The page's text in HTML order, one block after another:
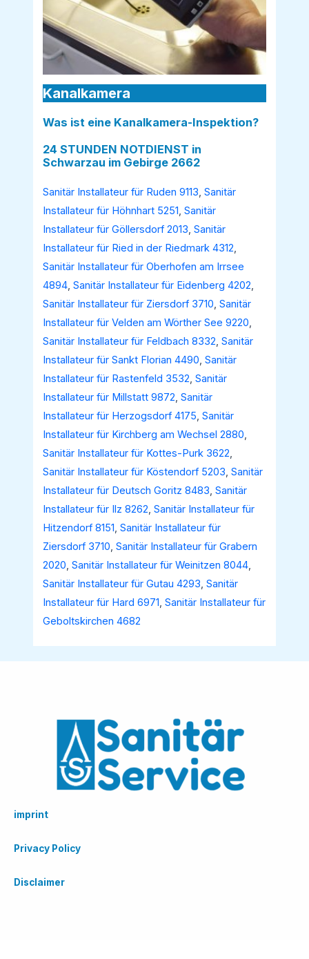
Kanalkamera
Was ist eine Kanalkamera-Inspektion?
24 STUNDEN NOTDIENST in
Schwarzau im Gebirge 2662
Sanitär Installateur für Ruden 9113,Sanitär
Installateur für Höhnhart 5251,Sanitär
Installateur für Göllersdorf 2013,Sanitär
Installateur für Ried in der Riedmark 4312,
Sanitär Installateur für Oberhofen am Irrsee
4894,Sanitär Installateur für Eidenberg 4202,
Sanitär Installateur für Ziersdorf 3710,Sanitär
Installateur für Velden am Wörther See 9220,
Sanitär Installateur für Feldbach 8332,Sanitär
Installateur für Sankt Florian 4490,Sanitär
Installateur für Rastenfeld 3532,Sanitär
Installateur für Millstatt 9872,Sanitär
Installateur für Herzogsdorf 4175,Sanitär
Installateur für Kirchberg am Wechsel 2880,
Sanitär Installateur für Kottes-Purk 3622,
Sanitär Installateur für Köstendorf 5203,Sanitär
Installateur für Deutsch Goritz 8483,Sanitär
Installateur für Ilz 8262,Sanitär Installateur für
Hitzendorf 8151,Sanitär Installateur für
Ziersdorf 3710,Sanitär Installateur für Grabern
2020,Sanitär Installateur für Weinitzen 8044,
Sanitär Installateur für Gutau 4293,Sanitär
Installateur für Hard 6971,Sanitär Installateur für
Geboltskirchen 4682
imprint
Privacy Policy
Disclaimer